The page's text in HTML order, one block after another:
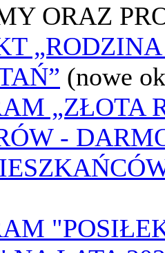
ORAZ
(nowe
„ZŁOTA
-